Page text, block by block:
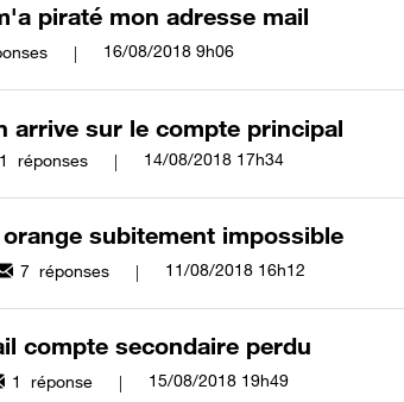
piraté mon adresse mail
‎16/08/2018 9h06
arrive sur le compte principal
réponses ‎14/08/2018 17h34
subitement impossible
7 réponses ‎11/08/2018 16h12
compte secondaire perdu
1 réponse ‎15/08/2018 19h49